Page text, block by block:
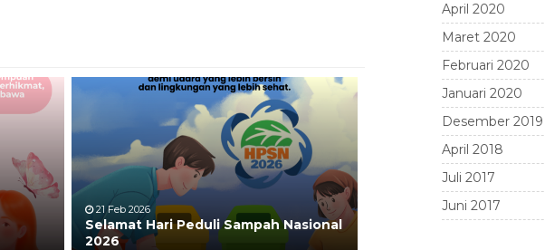
21 Feb 2026
Selamat Hari Peduli Sampah Nasional
2026
April 2020
Maret 2020
Februari 2020
Januari 2020
Desember 2019
April 2018
Juli 2017
Juni 2017